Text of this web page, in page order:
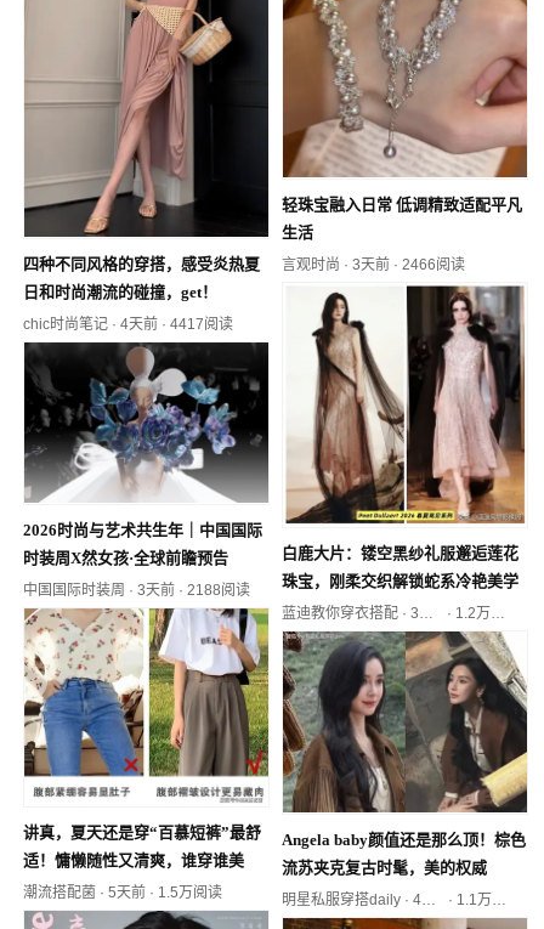
轻珠宝融入日常 低调精致适配平凡
生活
言观时尚 ·3天前 · 2466阅读
四种不同风格的穿搭，感受炎热夏
日和时尚潮流的碰撞，get！
chic时尚笔记 ·4天前 ·4417阅读
白鹿大片：镂空黑纱礼服邂逅莲花
珠宝，刚柔交织解锁蛇系冷艳美学
蓝迪教你穿衣搭配 · · 1.2万阅读
2026时尚与艺术共生年｜中国国际
时装周X然女孩·全球前瞻预告
中国国际时装周 ·3天前 · 2188阅读
讲真，夏天还是穿“百慕短裤”最舒
适！慵懒随性又清爽，谁穿谁美
潮流搭配菌 ·5天前 · 1.5万阅读
Angela baby颜值还是那么顶！棕色
流苏夹克复古时髦，美的权威
明星私服穿搭daily · ·